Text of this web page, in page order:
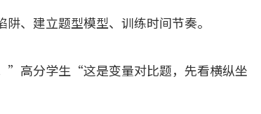
、建立题型模型、训练时间节奏。
”高分学生“这是变量对比题，先看横纵坐